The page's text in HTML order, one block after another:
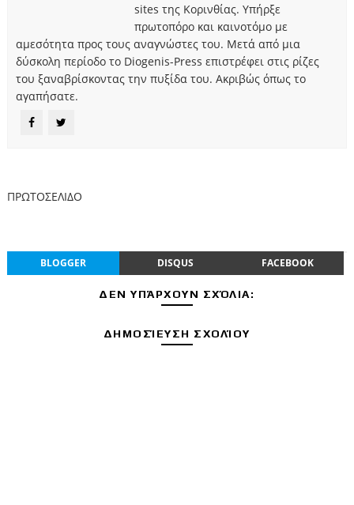
sites της Κορινθίας. Υπήρξε
πρωτοπόρο και καινοτόμο με
αμεσότητα προς τους αναγνώστες του. Μετά από μια
δύσκολη περίοδο το Diogenis-Press επιστρέφει στις ρίζες
του ξαναβρίσκοντας την πυξίδα του. Ακριβώς όπως το
αγαπήσατε.
ΠΡΩΤΟΣΕΛΙΔΟ
BLOGGER DISQUS FACEBOOK
ΔΕΝ ΥΠΆΡΧΟΥΝ ΣΧΌΛΙΑ:
ΔΗΜΟΣΊΕΥΣΗ ΣΧΟΛΊΟΥ